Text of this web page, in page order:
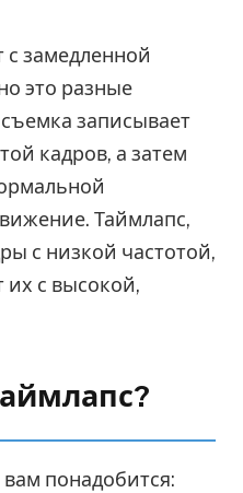
с замедленной
это разные
записывает
кадров, а затем
Таймлапс,
с низкой частотой,
их с высокой,
понадобится: